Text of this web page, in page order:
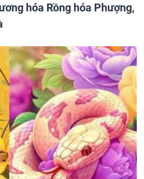
hóa Rồng hóa Phượng,